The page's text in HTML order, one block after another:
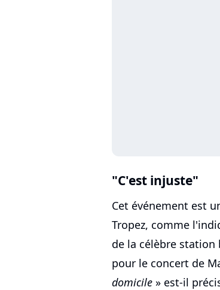
"C'est injuste"
Cet événement est
Tropez, comme
de la célèbre station
pour le concert de
domicile » est-il